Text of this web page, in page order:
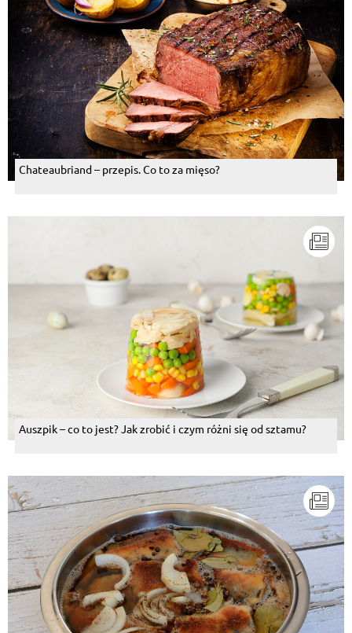
Chateaubriand – przepis. Co to za mięso?
Auszpik – co to jest? Jak zrobić i czym różni się od sztamu?